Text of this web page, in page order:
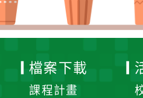
檔案下載
課程計畫